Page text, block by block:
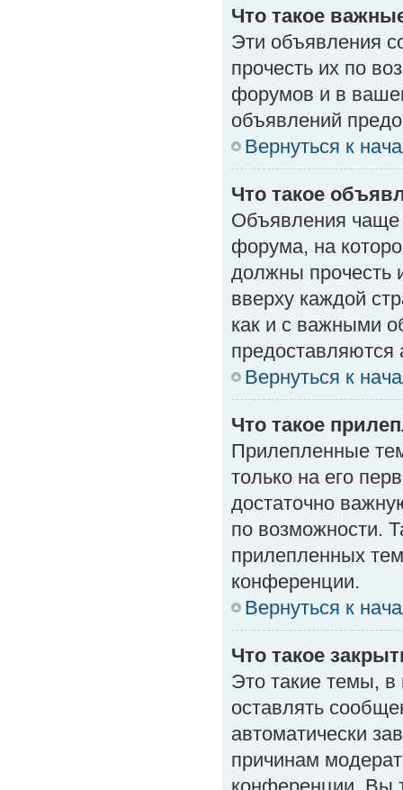
Что такое
Эти объявления
прочесть их по
форумов и в
объявлений
Вернуться к
Что такое
Объявления
форума, на
должны прочесть
вверху каждой
как и с важными
предоставляются
Вернуться к
Что такое
Прилепленные
только на его
достаточно
по возможности.
прилепленных
конференции.
Вернуться к
Что такое
Это такие темы, в
оставлять
автоматически
причинам